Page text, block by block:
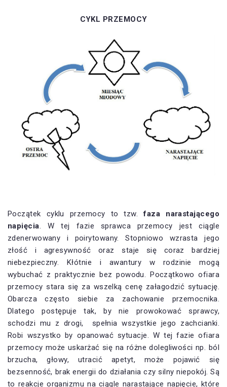
CYKL PRZEMOCY
Początek cyklu przemocy to tzw.faza narastającego
napięcia. W tej fazie sprawca przemocy jest ciągle
zdenerwowany i poirytowany. Stopniowo wzrasta jego
złość i agresywność oraz staje się coraz bardziej
niebezpieczny. Kłótnie i awantury w rodzinie mogą
wybuchać z praktycznie bez powodu. Początkowo ofiara
przemocy stara się za wszelką cenę załagodzić sytuację.
Obarcza często siebie za zachowanie przemocnika.
Dlatego postępuje tak, by nie prowokować sprawcy,
schodzi mu z drogi, spełnia wszystkie jego zachcianki.
Robi wszystko by opanować sytuacje. W tej fazie ofiara
przemocy może uskarżać się na różne dolegliwości np. ból
brzucha, głowy, utracić apetyt, może pojawić się
bezsenność, brak energii do działania czy silny niepokój. Są
to reakcje organizmu na ciągle narastające napięcie, które